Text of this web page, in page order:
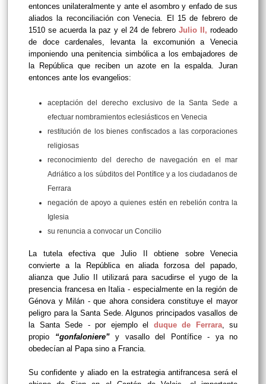
entonces unilateralmente y ante el asombro y enfado de sus
aliados la reconciliación con Venecia. El 15 de febrero de
1510 se acuerda la paz y el 24 de febreroJulio II , rodeado
de doce cardenales, levanta la excomunión a Venecia
imponiendo una penitencia simbólica a los embajadores de
la República que reciben un azote en la espalda. Juran
entonces ante los evangelios:
aceptación del derecho exclusivo de la Santa Sede a
efectuar nombramientos eclesiásticos en Venecia
restitución de los bienes confiscados a las corporaciones
religiosas
reconocimiento del derecho de navegación en el mar
Adriático a los súbditos del Pontífice y a los ciudadanos de
Ferrara
negación de apoyo a quienes estén en rebelión contra la
Iglesia
su renuncia a convocar un Concilio
La tutela efectiva que Julio II obtiene sobre Venecia
convierte a la República en aliada forzosa del papado,
alianza que Julio II utilizará para sacudirse el yugo de la
presencia francesa en Italia - especialmente en la región de
Génova y Milán - que ahora considera constituye el mayor
peligro para la Santa Sede. Algunos principados vasallos de
la Santa Sede - por ejemplo el duque de Ferrara, su
propio “gonfaloniere” y vasallo del Pontífice - ya no
obedecían al Papa sino a Francia.
Su confidente y aliado en la estrategia antifrancesa será el